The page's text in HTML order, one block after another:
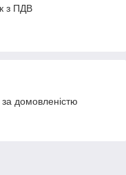
з ПДВ
домовленістю